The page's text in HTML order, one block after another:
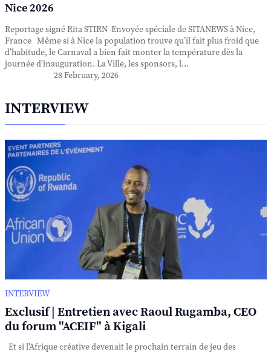
Nice 2026
Reportage signé Rita STIRN Envoyée spéciale de SITANEWS à Nice,
France Même si à Nice la population trouve qu’il fait plus froid que
d’habitude, le Carnaval a bien fait monter la température dès la
journée d’inauguration. La Ville, les sponsors, l...
28 February, 2026
INTERVIEW
INTERVIEW
Exclusif | Entretien avec Raoul Rugamba, CEO
du forum "ACEIF" à Kigali
Et si l'Afrique créative devenait le prochain terrain de jeu des